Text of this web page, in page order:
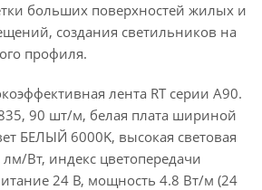
больших поверхностей жилых и
создания светильников на
профиля.
лента RT серии A90.
90 шт/м, белая плата шириной
БЕЛЫЙ 6000K, высокая световая
Вт, индекс цветопередачи
24 В, мощность 4.8 Вт/м (24